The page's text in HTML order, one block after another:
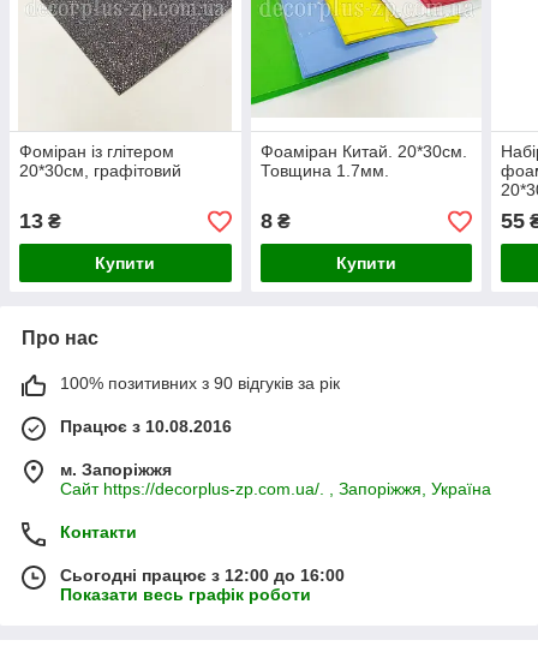
Фоміран із глітером
20*30см, графітовий
13 ₴
Купити
Фоаміран Китай. 20*30см.
Товщина 1.7мм.
8₴
Купити
55
Про нас
100% позитивних з 90 відгуків за рік
Працює з 10.08.2016
м. Запоріжжя
Сайт https://decorplus-zp.com.ua/. , Запоріжжя, Україна
Контакти
Сьогодні працює з 12:00 до 16:00
Показати весь графік роботи